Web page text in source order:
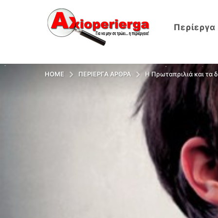
Περίεργα
HOME ΠΕΡΊΕΡΓΑ ΆΡΘΡΑ Η Πρωταπριλιά και τα